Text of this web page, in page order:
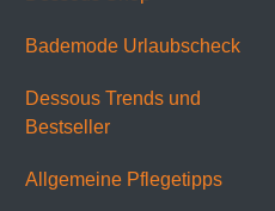
Bademode Urlaubscheck
Dessous Trends und
Bestseller
Allgemeine Pflegetipps